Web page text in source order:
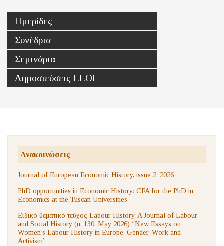
Ημερίδες
Συνέδρια
Σεμινάρια
Δημοσιεύσεις ΕΕΟΙ
Ανακοινώσεις
Journal of European Economic History, issue 2, 2026
PhD opportunities in Economic History: CFA for the PhD in
Economics at the Tuscan Universities
Ειδικό θεματικό τεύχος Labour History, A Journal of Labour
and Social History (n. 130, May 2026) “New Essays on
Women’s Labour History in Europe: Gender, Work and
Activism”